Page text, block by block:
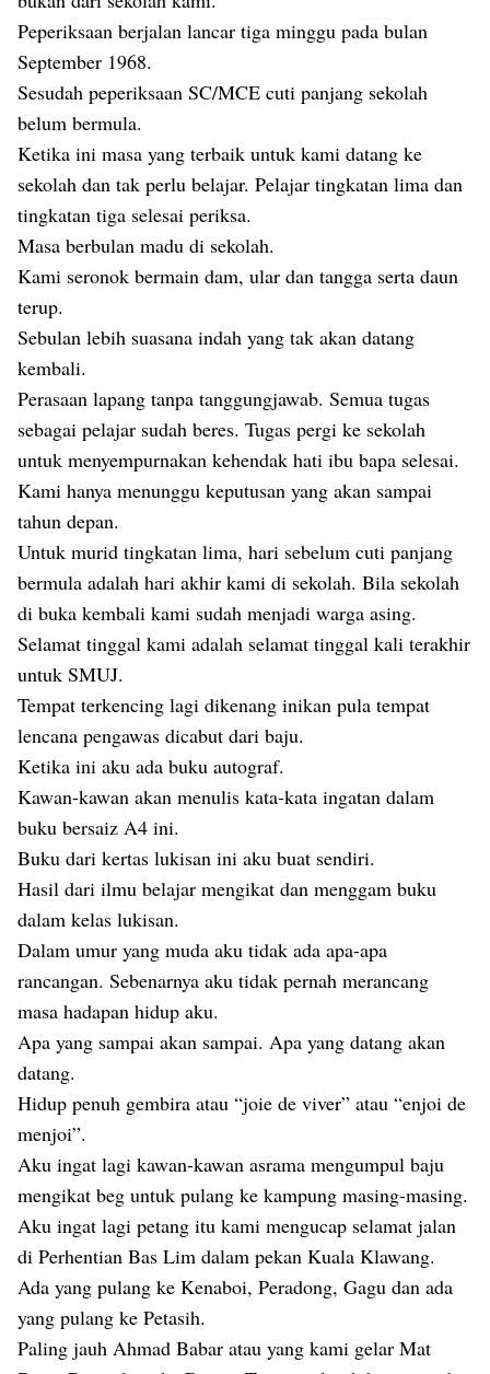
Peperiksaan berjalan lancar tiga minggu pada bulan
September 1968.
Sesudah peperiksaan SC/MCE cuti panjang sekolah
belum bermula.
Ketika ini masa yang terbaik untuk kami datang ke
sekolah dan tak perlu belajar. Pelajar tingkatan lima dan
tingkatan tiga selesai periksa.
Masa berbulan madu di sekolah.
Kami seronok bermain dam, ular dan tangga serta daun
terup.
Sebulan lebih suasana indah yang tak akan datang
kembali.
Perasaan lapang tanpa tanggungjawab. Semua tugas
sebagai pelajar sudah beres. Tugas pergi ke sekolah
untuk menyempurnakan kehendak hati ibu bapa selesai.
Kami hanya menunggu keputusan yang akan sampai
tahun depan.
Untuk murid tingkatan lima, hari sebelum cuti panjang
bermula adalah hari akhir kami di sekolah. Bila sekolah
di buka kembali kami sudah menjadi warga asing.
Selamat tinggal kami adalah selamat tinggal kali terakhir
untuk SMUJ.
Tempat terkencing lagi dikenang inikan pula tempat
lencana pengawas dicabut dari baju.
Ketika ini aku ada buku autograf.
Kawan-kawan akan menulis kata-kata ingatan dalam
buku bersaiz A4 ini.
Buku dari kertas lukisan ini aku buat sendiri.
Hasil dari ilmu belajar mengikat dan menggam buku
dalam kelas lukisan.
Dalam umur yang muda aku tidak ada apa-apa
rancangan. Sebenarnya aku tidak pernah merancang
masa hadapan hidup aku.
Apa yang sampai akan sampai. Apa yang datang akan
datang.
Hidup penuh gembira atau “joie de viver” atau “enjoi de
menjoi”.
Aku ingat lagi kawan-kawan asrama mengumpul baju
mengikat beg untuk pulang ke kampung masing-masing.
Aku ingat lagi petang itu kami mengucap selamat jalan
di Perhentian Bas Lim dalam pekan Kuala Klawang.
Ada yang pulang ke Kenaboi, Peradong, Gagu dan ada
yang pulang ke Petasih.
Paling jauh Ahmad Babar atau yang kami gelar Mat